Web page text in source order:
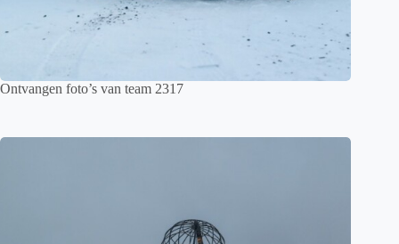
Ontvangen foto’s van team 2317